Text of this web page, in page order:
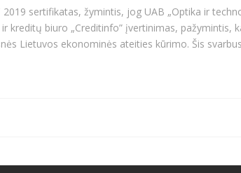
sertifikatas, žymintis, jog UAB „Optika ir
kreditų biuro „Creditinfo” įvertinimas, pažymintis,
Lietuvos ekonominės ateities kūrimo. Šis svarbus